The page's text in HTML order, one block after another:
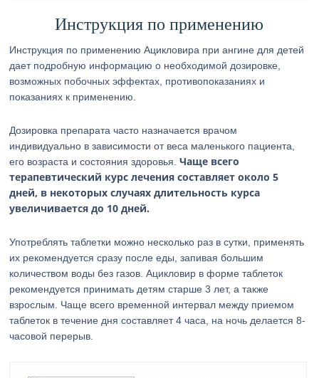
Инструкция по применению
Инструкция по применению Ацикловира при ангине для детей
дает подробную информацию о необходимой дозировке,
возможных побочных эффектах, противопоказаниях и
показаниях к применению.
Дозировка препарата часто назначается врачом
индивидуально в зависимости от веса маленького пациента,
его возраста и состояния здоровья.Чаще всего
терапевтический курс лечения составляет около 5
дней, в некоторых случаях длительность курса
увеличивается до 10 дней.
Употреблять таблетки можно несколько раз в сутки, применять
их рекомендуется сразу после еды, запивая большим
количеством воды без газов. Ацикловир в форме таблеток
рекомендуется принимать детям старше 3 лет, а также
взрослым. Чаще всего временной интервал между приемом
таблеток в течение дня составляет 4 часа, на ночь делается 8-
часовой перерыв.